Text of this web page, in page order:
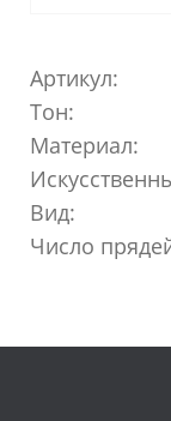
Артикул:
Тон:
Материал:
Вид:
Число